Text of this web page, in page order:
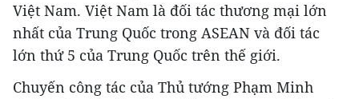
Việt Nam. Việt Nam là đối tác thương mại lớn
nhất của Trung Quốc trong ASEAN và đối tác
lớn thứ 5 của Trung Quốc trên thế giới.
Chuyến công tác của Thủ tướng Phạm Minh